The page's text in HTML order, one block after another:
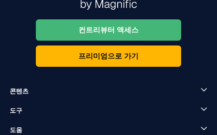
컨트리뷰터 액세스
프리미엄으로 가기
콘텐츠
도구
도움